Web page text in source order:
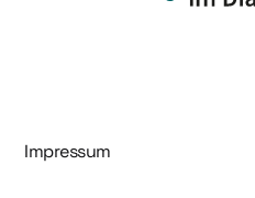
Impressum